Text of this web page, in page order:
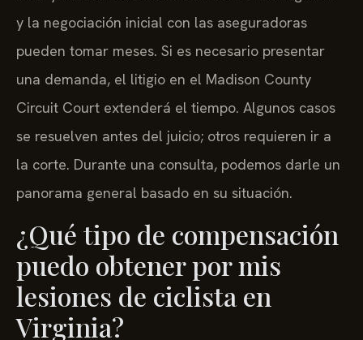
y la negociación inicial con las aseguradoras
pueden tomar meses. Si es necesario presentar
una demanda, el litigio en el Madison County
Circuit Court extenderá el tiempo. Algunos casos
se resuelven antes del juicio; otros requieren ir a
la corte. Durante una consulta, podemos darle un
panorama general basado en su situación.
¿Qué tipo de compensación
puedo obtener por mis
lesiones de ciclista en
Virginia?